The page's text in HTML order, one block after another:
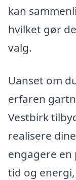
kan
hvilket gør
valg.
Uanset om
erfaren
Vestbirk
realisere
engagere en
tid og